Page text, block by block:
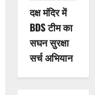
दक्ष मंदिर में
BDS टीम का
सघन सुरक्षा
सर्च अभियान